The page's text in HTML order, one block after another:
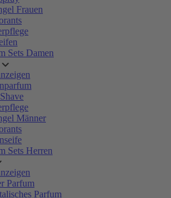
Frauen
Sets Damen
Männer
Sets Herren
Parfum
Parfum